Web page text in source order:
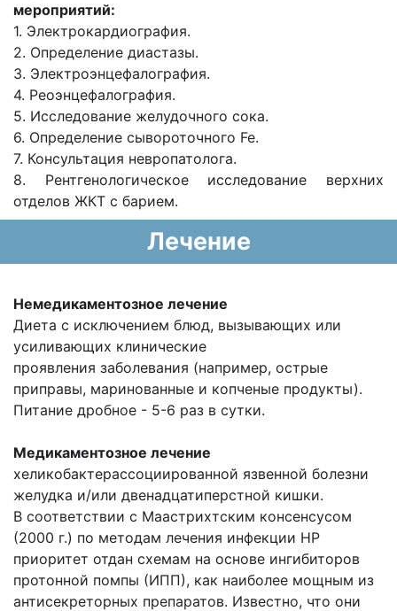
мероприятий:
1. Электрокардиография.
2. Определение диастазы.
3. Электроэнцефалография.
4. Реоэнцефалография.
5. Исследование желудочного сока.
6. Определение сывороточного Fe.
7. Консультация невропатолога.
8. Рентгенологическое исследование верхних
отделов ЖКТ с барием.
Лечение
Немедикаментозное лечение
Диета с исключением блюд, вызывающих или
усиливающих клинические
проявления заболевания (например, острые
приправы, маринованные и копченые продукты).
Питание дробное - 5-6 раз в сутки.
Медикаментозное лечение
хеликобактерассоциированной язвенной болезни
желудка и/или двенадцатиперстной кишки.
В соответствии с Маастрихтским консенсусом
(2000 г.) по методам лечения инфекции НР
приоритет отдан схемам на основе ингибиторов
протонной помпы (ИПП), как наиболее мощным из
антисекреторных препаратов. Известно, что они